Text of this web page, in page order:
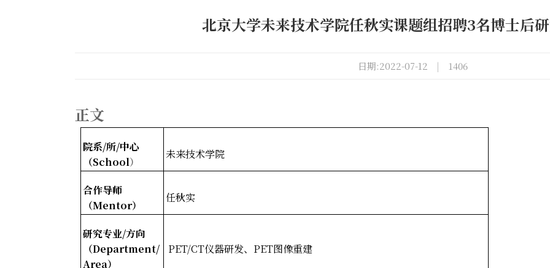
北京大学未来技术学院任秋实课题组招聘3名博士后
日期:2022-07-12 | 1406
正文
院系/所/中心
（School）
未来技术学院
合作导师
（Mentor）
任秋实
研究专业/方向
（Department/
Area）
PET/CT仪器研发、PET图像重建